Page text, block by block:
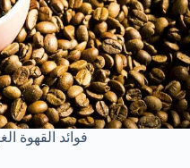
فوائد القهوة